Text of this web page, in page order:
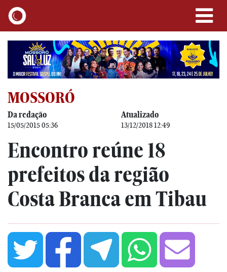
MOSSORÓ
Da redação
15/05/2015 05:36
Atualizado
13/12/2018 12:49
Encontro reúne 18
prefeitos da região
Costa Branca em Tibau